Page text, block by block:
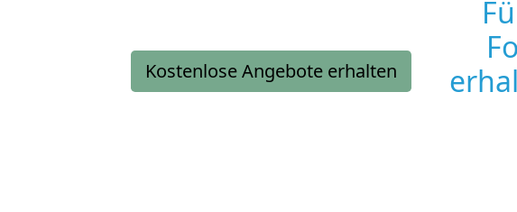
Kostenlose Angebote erhalten